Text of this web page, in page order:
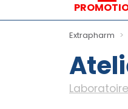
Extrapharm
Laboratoire